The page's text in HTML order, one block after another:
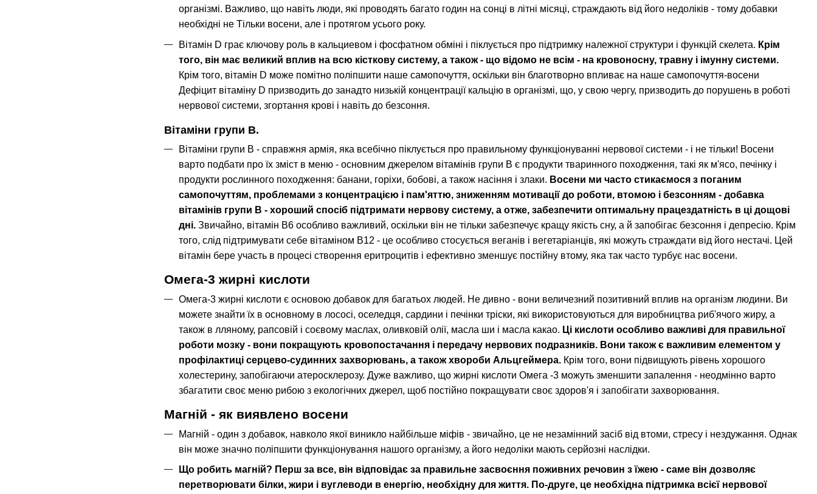
організмі. Важливо, що навіть люди, які проводять багато годин на сонці в літні місяці, страждають від його недоліків - тому добавки
необхідні не Тільки восени, але і протягом усього року.
Вітамін D грає ключову роль в кальциевом і фосфатном обміні і піклується про підтримку належної структури і функцій скелета. Крім
того, він має великий вплив на всю кісткову систему, а також - що відомо не всім - на кровоносну, травну і імунну системи.
Крім того, вітамін D може помітно поліпшити наше самопочуття, оскільки він благотворно впливає на наше самопочуття-восени
Дефіцит вітаміну D призводить до занадто низькій концентрації кальцію в організмі, що, у свою чергу, призводить до порушень в роботі
нервової системи, згортання крові і навіть до безсоння.
Вітаміни групи В.
Вітаміни групи В - справжня армія, яка всебічно піклується про правильному функціонуванні нервової системи - і не тільки! Восени
варто подбати про їх зміст в меню - основним джерелом вітамінів групи В є продукти тваринного походження, такі як м'ясо, печінку і
продукти рослинного походження: банани, горіхи, бобові, а також насіння і злаки. Восени ми часто стикаємося з поганим
самопочуттям, проблемами з концентрацією і пам'яттю, зниженням мотивації до роботи, втомою і безсонням - добавка
вітамінів групи В - хороший спосіб підтримати нервову систему, а отже, забезпечити оптимальну працездатність в ці дощові
дні. Звичайно, вітамін В6 особливо важливий, оскільки він не тільки забезпечує кращу якість сну, а й запобігає безсоння і депресію. Крім
того, слід підтримувати себе вітаміном В12 - це особливо стосується веганів і вегетаріанців, які можуть страждати від його нестачі. Цей
вітамін бере участь в процесі створення еритроцитів і ефективно зменшує постійну втому, яка так часто турбує нас восени.
Омега-3 жирні кислоти
Омега-3 жирні кислоти є основою добавок для багатьох людей. Не дивно - вони величезний позитивний вплив на організм людини. Ви
можете знайти їх в основному в лососі, оселедця, сардини і печінки тріски, які використовуються для виробництва риб'ячого жиру, а
також в лляному, рапсовій і соєвому маслах, оливковій олії, масла ши і масла какао. Ці кислоти особливо важливі для правильної
роботи мозку - вони покращують кровопостачання і передачу нервових подразників. Вони також є важливим елементом у
профілактиці серцево-судинних захворювань, а також хвороби Альцгеймера. Крім того, вони підвищують рівень хорошого
холестерину, запобігаючи атеросклерозу. Дуже важливо, що жирні кислоти Омега -3 можуть зменшити запалення - неодмінно варто
збагатити своє меню рибою з екологічних джерел, щоб постійно покращувати своє здоров'я і запобігати захворювання.
Магній - як виявлено восени
Магній - один з добавок, навколо якої виникло найбільше міфів - звичайно, це не незамінний засіб від втоми, стресу і нездужання. Однак
він може значно поліпшити функціонування нашого організму, а його недоліки мають серйозні наслідки.
Що робить магній? Перш за все, він відповідає за правильне засвоєння поживних речовин з їжею - саме він дозволяє
перетворювати білки, жири і вуглеводи в енергію, необхідну для життя. По-друге, це необхідна підтримка всієї нервової